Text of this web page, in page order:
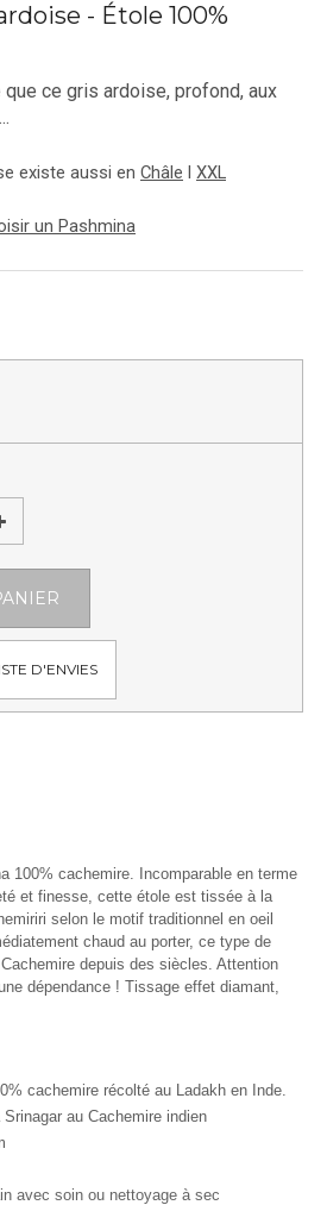
- Étole 100%
ce gris ardoise, profond, aux
existe aussi en Châle l XXL
un Pashmina
D'ENVIES
100% cachemire. Incomparable en terme
et finesse, cette étole est tissée à la
selon le motif traditionnel en oeil
chaud au porter, ce type de
depuis des siècles. Attention
dépendance ! Tissage effet diamant,
cachemire récolté au Ladakh en Inde.
au Cachemire indien
avec soin ou nettoyage à sec